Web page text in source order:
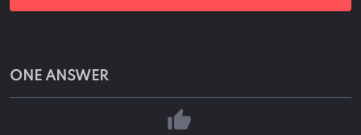
ONE ANSWER
thumb_up